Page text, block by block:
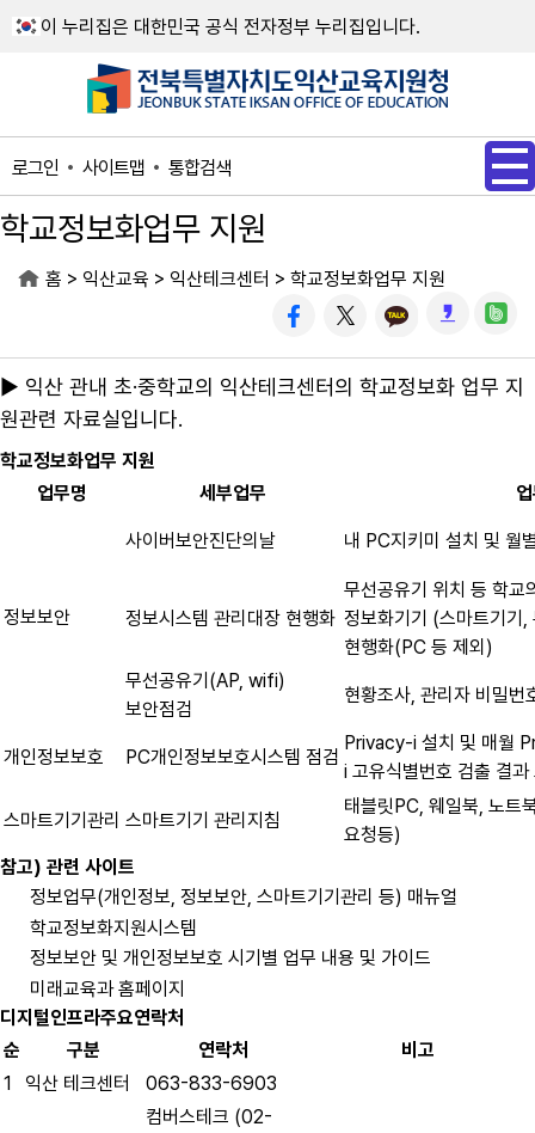
이 누리집은 대한민국 공식 전자정부 누리집입니다.
로그인 사이트맵 통합검색
학교정보화업무 지원
홈 > 익산교육 > 익산테크센터 > 학교정보화업무 지원
▶ 익산 관내 초·중학교의 익산테크센터의 학교정보화 업무 지
원관련 자료실입니다.
학교정보화업무 지원
업무명
세부업무
정보보안
사이버보안진단의날 내 PC지키미 설치 및 월
정보시스템 관리대장 현행화
무선공유기 위치 등 학교
정보화기기 (스마트기
현행화(PC 등 제외)
무선공유기(AP, wifi)
보안점검
현황조사, 관리자 비밀번
개인정보보호 PC개인정보보호시스템 점검
Privacy-i 설치 및 매월
i 고유식별번호 검출 결과
스마트기기관리 스마트기기 관리지침
태블릿PC, 웨일북, 노트
요청등)
참고) 관련 사이트
정보업무(개인정보, 정보보안, 스마트기기관리 등) 매뉴얼
학교정보화지원시스템
정보보안 및 개인정보보호 시기별 업무 내용 및 가이드
미래교육과 홈페이지
디지털인프라주요연락처
순
구분 연락처
비고
1
익산 테크센터 063-833-6903
컴버스테크 (02-